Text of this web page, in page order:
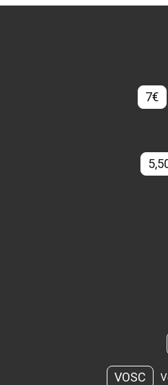
7€
VOSC